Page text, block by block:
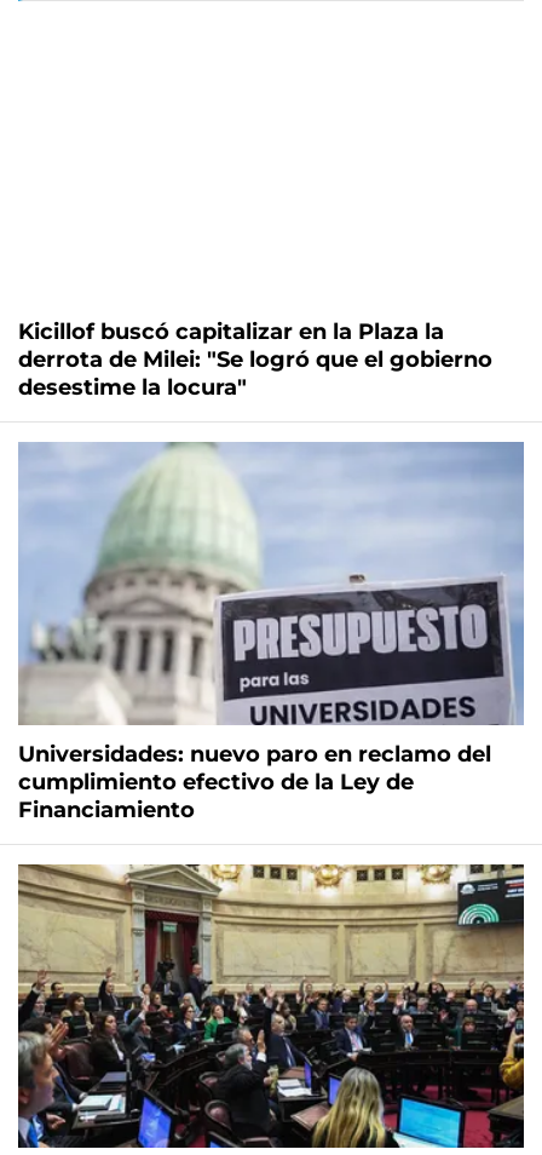
Kicillof buscó capitalizar en la Plaza la
derrota de Milei: "Se logró que el gobierno
desestime la locura"
Universidades: nuevo paro en reclamo del
cumplimiento efectivo de la Ley de
Financiamiento